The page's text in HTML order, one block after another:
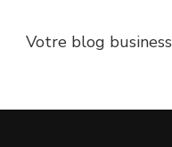
Votre blog business